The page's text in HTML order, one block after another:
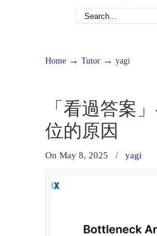
Home → Tutor → yagi
「看過答案
位的原因
On May 8, 2025 / yagi